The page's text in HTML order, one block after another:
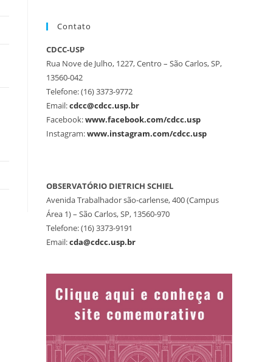
Contato
CDCC-USP
Rua Nove de Julho, 1227, Centro – São Carlos, SP,
13560-042
Telefone: (16) 3373-9772
Email:cdcc@cdcc.usp.br
Facebook:www.facebook.com/cdcc.usp
Instagram:www.instagram.com/cdcc.usp
OBSERVATÓRIO DIETRICH SCHIEL
Avenida Trabalhador são-carlense, 400 (Campus
Área 1) – São Carlos, SP, 13560-970
Telefone: (16) 3373-9191
Email:cda@cdcc.usp.br